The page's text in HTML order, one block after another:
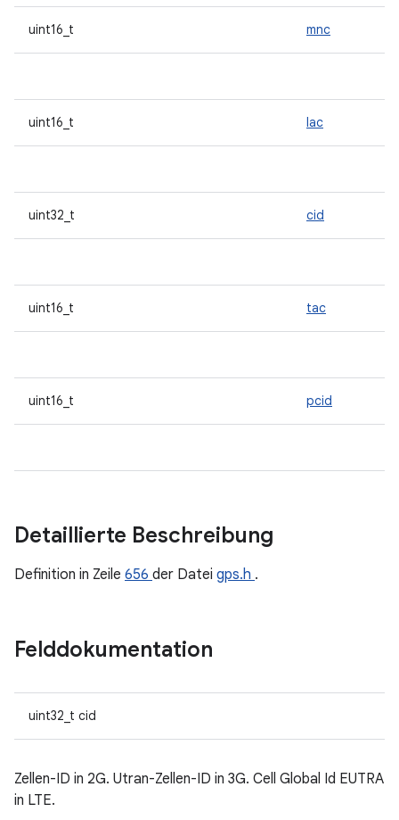
uint16_t mnc
uint16_t lac
uint32_t cid
uint16_t tac
uint16_t pcid
Detaillierte Beschreibung
Definition in Zeile 656 der Datei gps.h .
Felddokumentation
uint32_t cid
Zellen-ID in 2G. Utran-Zellen-ID in 3G. Cell Global Id EUTRA
in LTE.